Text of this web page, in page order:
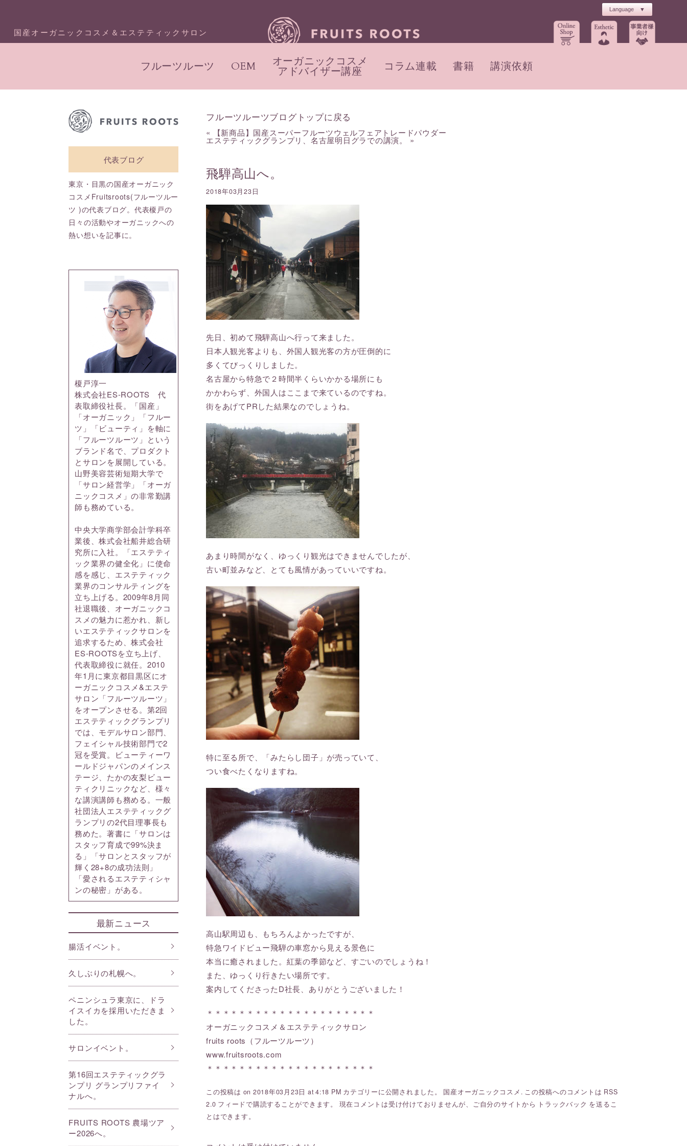
国産オーガニックコスメ＆エステティックサロン
フルーツルーツ OEM オーガニックコスメ
アドバイザー講座 コラム連載 書籍 講演依頼
フルーツルーツブログトップに戻る
« 【新商品】国産スーパーフルーツウェルフェアトレードパウダー
エステティックグランプリ、名古屋明日グラでの講演。 »
飛騨高山へ。
2018年03月23日
先日、初めて飛騨高山へ行って来ました。
日本人観光客よりも、外国人観光客の方が圧倒的に
多くてびっくりしました。
名古屋から特急で２時間半くらいかかる場所にも
かかわらず、外国人はここまで来ているのですね。
街をあげてPRした結果なのでしょうね。
あまり時間がなく、ゆっくり観光はできませんでしたが、
古い町並みなど、とても風情があっていいですね。
特に至る所で、「みたらし団子」が売っていて、
つい食べたくなりますね。
高山駅周辺も、もちろんよかったですが、
特急ワイドビュー飛騨の車窓から見える景色に
本当に癒されました。紅葉の季節など、すごいのでしょうね！
また、ゆっくり行きたい場所です。
案内してくださったD社長、ありがとうございました！
＊＊＊＊＊＊＊＊＊＊＊＊＊＊＊＊＊＊＊＊＊
オーガニックコスメ＆エステティックサロン
fruits roots（フルーツルーツ）
www.fruitsroots.com
＊＊＊＊＊＊＊＊＊＊＊＊＊＊＊＊＊＊＊＊＊
この投稿は on 2018年03月23日 at 4:18 PM カテゴリーに公開されました。 国産オーガニックコスメ . この投稿へのコメントは RSS
2.0 フィードで購読することができます。 現在コメントは受け付けておりませんが、ご自分のサイトから トラックバック を送るこ
とはできます。
代表ブログ
東京・目黒の国産オーガニック
コスメFruitsroots(フルーツルー
ツ )の代表ブログ。代表榎戸の
日々の活動やオーガニックへの
熱い想いを記事に。
榎戸淳一
株式会社ES-ROOTS 代
表取締役社長。「国産」
「オーガニック」「フルー
ツ」「ビューティ」を軸に
「フルーツルーツ」という
ブランド名で、プロダクト
とサロンを展開している。
山野美容芸術短期大学で
「サロン経営学」「オーガ
ニックコスメ」の非常勤講
師も務めている。
中央大学商学部会計学科卒
業後、株式会社船井総合研
究所に入社。「エステティ
ック業界の健全化」に使命
感を感じ、エステティック
業界のコンサルティングを
立ち上げる。2009年8月同
社退職後、オーガニックコ
スメの魅力に惹かれ、新し
いエステティックサロンを
追求するため、株式会社
ES-ROOTSを立ち上げ、
代表取締役に就任。2010
年1月に東京都目黒区にオ
ーガニックコスメ&エステ
サロン「フルーツルーツ」
をオープンさせる。第2回
エステティックグランプリ
では、モデルサロン部門、
フェイシャル技術部門で2
冠を受賞。ビューティーワ
ールドジャパンのメインス
テージ、たかの友梨ビュー
ティクリニックなど、様々
な講演講師も務める。一般
社団法人エステティックグ
ランプリの2代目理事長も
務めた。著書に「サロンは
スタッフ育成で99%決ま
る」「サロンとスタッフが
輝く28+8の成功法則」
「愛されるエステティシャ
ンの秘密」がある。
最新ニュース
腸活イベント。
久しぶりの札幌へ。
ペニンシュラ東京に、ドラ
イスイカを採用いただきま
した。
サロンイベント。
第16回エステティックグラ
ンプリ グランプリファイ
ナルへ。
FRUITS ROOTS 農場ツア
ー2026へ。